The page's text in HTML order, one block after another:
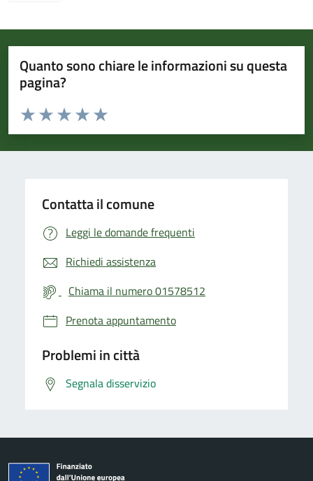
Quanto sono chiare le informazioni su questa
pagina?
Valuta da 1 a 5 stelle la pagina
Valuta 5 stelle su 5
Valuta 4 stelle su 5
Valuta 3 stelle su 5
Valuta 2 stelle su 5
Valuta 1 stelle su 5
Contatta il comune
Leggi le domande frequenti
Richiedi assistenza
Chiama il numero 01578512
Prenota appuntamento
Problemi in città
Segnala disservizio